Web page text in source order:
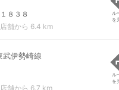
８３８
舗から 6.4 km
ル
を
武伊勢崎線
舗から 6.7 km
ル
を